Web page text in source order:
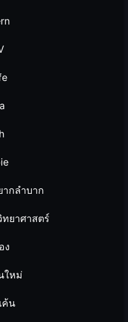
กลำบาก
ยาศาสตร์
ง
ใหม่
ค้น